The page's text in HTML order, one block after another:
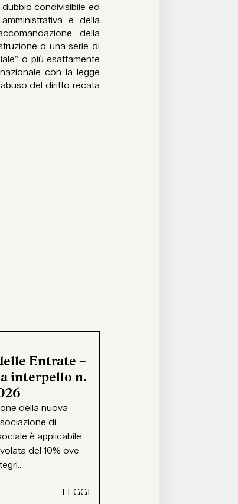
condivisibile ed
e della
della
o una serie di
o più esattamente
con la legge
del diritto recata
Entrate –
interpello n.
della nuova
di
è applicabile
del 10% ove
LEGGI